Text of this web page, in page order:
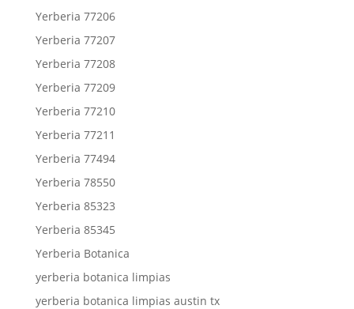
Yerberia 77206
Yerberia 77207
Yerberia 77208
Yerberia 77209
Yerberia 77210
Yerberia 77211
Yerberia 77494
Yerberia 78550
Yerberia 85323
Yerberia 85345
Yerberia Botanica
yerberia botanica limpias
yerberia botanica limpias austin tx